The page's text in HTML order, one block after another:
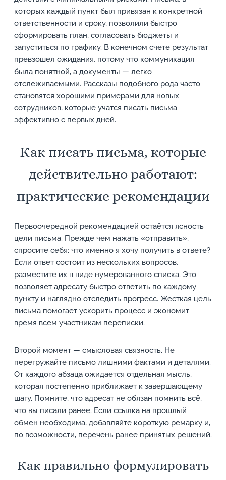
которых каждый пункт был привязан к конкретной
ответственности и сроку, позволили быстро
сформировать план, согласовать бюджеты и
запуститься по графику. В конечном счете результат
превзошел ожидания, потому что коммуникация
была понятной, а документы — легко
отслеживаемыми. Рассказы подобного рода часто
становятся хорошими примерами для новых
сотрудников, которые учатся писать письма
эффективно с первых дней.
Как писать письма, которые
действительно работают:
практические рекомендации
Первоочередной рекомендацией остаётся ясность
цели письма. Прежде чем нажать «отправить»,
спросите себя: что именно я хочу получить в ответе?
Если ответ состоит из нескольких вопросов,
разместите их в виде нумерованного списка. Это
позволяет адресату быстро ответить по каждому
пункту и наглядно отследить прогресс. Жесткая цель
письма помогает ускорить процесс и экономит
время всем участникам переписки.
Второй момент — смысловая связность. Не
перегружайте письмо лишними фактами и деталями.
От каждого абзаца ожидается отдельная мысль,
которая постепенно приближает к завершающему
шагу. Помните, что адресат не обязан помнить всё,
что вы писали ранее. Если ссылка на прошлый
обмен необходима, добавляйте короткую ремарку и,
по возможности, перечень ранее принятых решений.
Как правильно формулировать